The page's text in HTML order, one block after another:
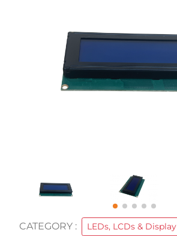
CATEGORY :
LEDs, LCDs & Display